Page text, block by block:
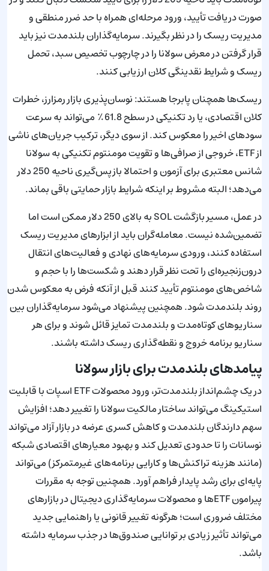
صورت دریافت تأیید، ورود مرحله‌ای همراه با حد ضرر منطقی و
مدیریت ریسک را در نظر بگیرند. سرمایه‌گذاران بلندمدت نیز باید
قرار گرفتن در معرض سولانا را در چارچوب تخصیص سبد، تحمل
ریسک و شرایط نقدینگی کلان ارزیابی کنند.
ریسک‌ها همچنان پابرجا هستند: نوسان‌پذیری بازار رمزارز، خطرات
کلان اقتصادی، یا رد تکنیکی در سطح 61.8٪ می‌تواند به سرعت
سودهای اخیر را معکوس کند. از سوی دیگر، ترکیب جریان‌های ناشی
از ETF، خروجی از صرافی‌ها و تقویت مومنتوم تکنیکی به سولانا
شانس معتبری برای آزمون و احتمالا بازپس‌گیری ناحیه 250 دلار
می‌دهد؛ البته مشروط بر اینکه شرایط بازار حمایتی باقی بماند.
در عمل، مسیر بازگشت SOL به بالای 250 دلار ممکن است اما
تضمین‌شده نیست. معامله‌گران باید از ابزارهای مدیریت ریسک
استفاده کنند، ورودی سرمایه‌های نهادی و فعالیت‌های انتقال
درون‌زنجیره‌ای را تحت نظر قرار دهند و شکست‌ها را با حجم و
شاخص‌های مومنتوم تأیید کنند قبل از آنکه فرض به معکوس شدن
روند بلندمدت شود. همچنین پیشنهاد می‌شود سرمایه‌گذاران بین
سناریوهای کوتاه‌مدت و بلندمدت تمایز قائل شوند و برای هر
سناریو برنامه خروج و نقطه‌گذاری ریسک داشته باشند.
پیامدهای بلندمدت برای بازار سولانا
در یک چشم‌انداز بلندمدت‌تر، ورود محصولات ETF اسپات با قابلیت
استیکینگ می‌تواند ساختار مالکیت سولانا را تغییر دهد؛ افزایش
سهم دارندگان بلندمدت و کاهش کسری عرضه در بازار آزاد می‌تواند
نوسانات را تا حدودی تعدیل کند و بهبود معیارهای اقتصادی شبکه
(مانند هزینه تراکنش‌ها و کارایی برنامه‌های غیرمتمرکز) می‌تواند
پایه‌ای برای رشد پایدار فراهم آورد. همچنین توجه به مقررات
پیرامون ETFها و محصولات سرمایه‌گذاری دیجیتال در بازارهای
مختلف ضروری است؛ هرگونه تغییر قانونی یا راهنمایی جدید
می‌تواند تأثیر زیادی بر توانایی صندوق‌ها در جذب سرمایه داشته
باشد.